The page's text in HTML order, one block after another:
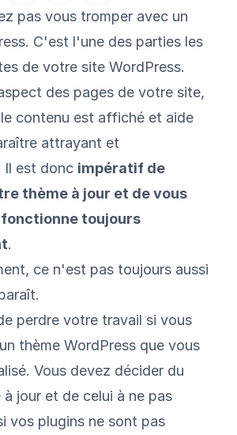
pas vous tromper avec un
C'est l'une des parties les
de votre site WordPress.
des pages de votre site,
contenu est affiché et aide
attrayant et
Il est donc impératif de
thème à jour et de vous
toujours
.
ce n'est pas toujours aussi
perdre votre travail si vous
thème WordPress que vous
Vous devez décider du
jour et de celui à ne pas
vos plugins ne sont pas